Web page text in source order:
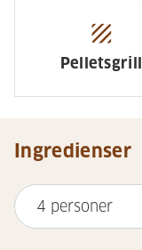
texture
Pelletsgrill
Ingredienser